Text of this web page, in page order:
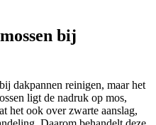
bij
dakpannen reinigen, maar het
ligt de nadruk op mos,
het ook over zwarte aanslag,